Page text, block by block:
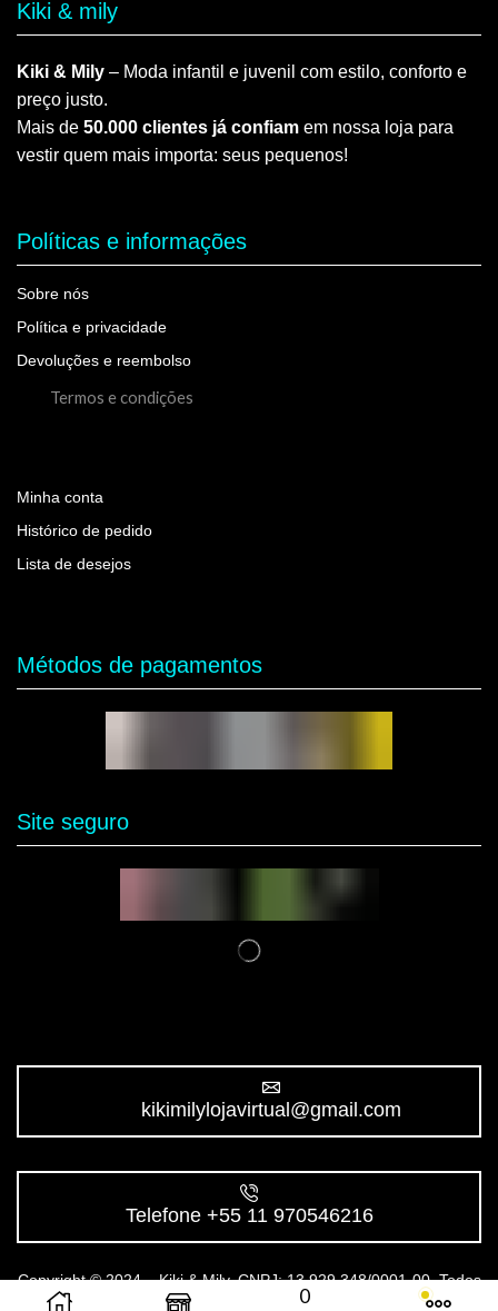
0
Kiki & mily
Kiki & Mily – Moda infantil e juvenil com estilo, conforto e
preço justo.
Mais de 50.000 clientes já confiam em nossa loja para
vestir quem mais importa: seus pequenos!
Políticas e informações
Sobre nós
Política e privacidade
Devoluções e reembolso
Termos e condições
Minha conta
Histórico de pedido
Lista de desejos
Métodos de pagamentos
Site seguro
kikimilylojavirtual@gmail.com
Telefone +55 11 970546216
Copyright © 2024 – Kiki & Mily. CNPJ: 13.929.348/0001-00. Todos